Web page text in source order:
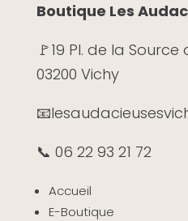
Boutique Les
🚩19 Pl. de la
03200 Vichy
📧
📞 06 22 93 21 72
Accueil
E-Boutique